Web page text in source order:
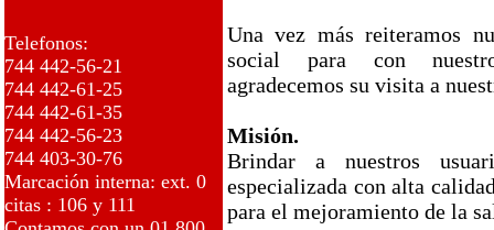
Telefonos:
744 442-56-21
744 442-61-25
744 442-61-35
744 442-56-23
744 403-30-76
Marcación interna: ext. 0
citas : 106 y 111
Una vez más reiteramos
social para con
agradecemos su visita a
Misión.
Brindar a nuestros
especializada con alta
para el mejoramiento de la